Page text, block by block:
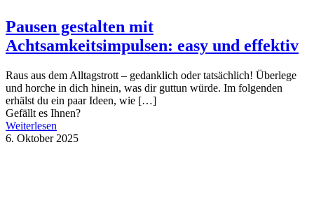
Pausen gestalten mit
Achtsamkeitsimpulsen: easy und effektiv
Raus aus dem Alltagstrott – gedanklich oder tatsächlich! Überlege
und horche in dich hinein, was dir guttun würde. Im folgenden
erhälst du ein paar Ideen, wie […]
Gefällt es Ihnen?
Weiterlesen
6. Oktober 2025